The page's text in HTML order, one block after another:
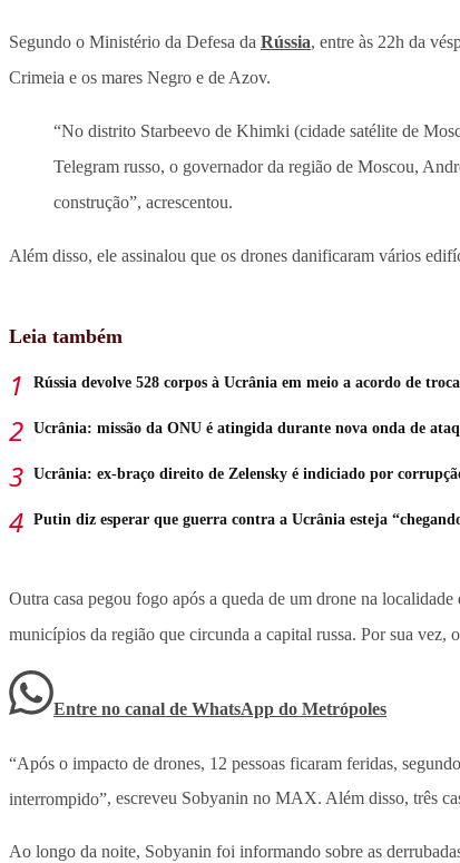
Segundo o Ministério da Defesa da Rússia, entre às 22h da
Crimeia e os mares Negro e de Azov.
“No distrito Starbeevo de Khimki (cidade satélite de
Telegram russo, o governador da região de Moscou,
construção”, acrescentou.
Além disso, ele assinalou que os drones danificaram vários
Leia também
Rússia devolve 528 corpos à Ucrânia em meio a acordo de troca
Ucrânia: missão da ONU é atingida durante nova onda de
Ucrânia: ex-braço direito de Zelensky é indiciado por
Putin diz esperar que guerra contra a Ucrânia esteja
Outra casa pegou fogo após a queda de um drone na
municípios da região que circunda a capital russa. Por sua
Entre no canal de WhatsApp do Metrópoles
“Após o impacto de drones, 12 pessoas ficaram feridas,
interrompido”, escreveu Sobyanin no MAX. Além disso, três
Ao longo da noite, Sobyanin foi informando sobre as